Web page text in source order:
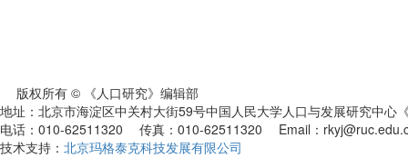
版权所有 © 《人口研究》编辑部
地址：北京市海淀区中关村大街59号中国人民大学人口与发展研究中
电话：010-62511320 传真：010-62511320 Email：
技术支持： 北京玛格泰克科技发展有限公司